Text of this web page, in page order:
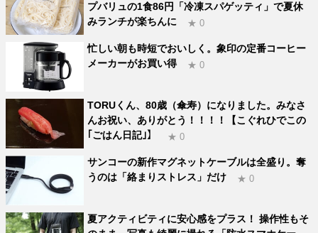
プバリュの1食86円「冷凍スパゲッティ」で夏休
みランチが楽ちんに
★ 0
忙しい朝も時短でおいしく。象印の定番コーヒー
メーカーがお買い得
★ 0
TORUくん、80歳（傘寿）になりました。みなさ
んお祝い、ありがとう！！！！【こぐれひでこの
｢ごはん日記｣】
★ 0
サンコーの新作マグネットケーブルは全盛り。奪
うのは「絡まりストレス」だけ
★ 0
夏アクティビティに安心感をプラス！ 操作性もそ